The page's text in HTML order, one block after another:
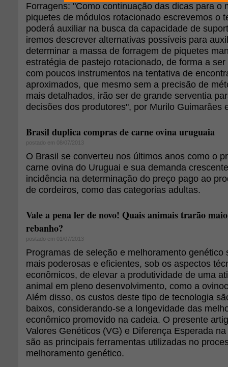
Forragens: "Como continuação das dicas para o
piquetes de módulos rotacionado escrevemos o
poderá auxiliar na busca da capacidade de
iremos descrever alternativas possíveis para
determinar a massa de forragem de piquetes
estratégia de pastejo rotacionado, de forma a
com poucos instrumentos na tentativa de
aproximados, que mesmo sem a precisão de
mais detalhados, irão ser de grande serventia
decisões dos produtores", por Murilo Guimarães
Brasil duplica compras de carne ovina uruguaia
postado em 08/07/2013
O Brasil se converteu nos últimos anos como o
carne ovina do Uruguai e sua demanda
incidência na determinação do preço pago ao
de cordeiros, como das categorias adultas.
Vale a pena ler de novo! Quais animais trarão
rebanho?
postado em 01/07/2013
Programas de seleção e melhoramento genético
mais poderosas e eficientes, sob os aspectos
econômicos, de elevar a produtividade de uma
animal em pleno desenvolvimento, como a
Além disso, os custos deste tipo de tecnologia
baixos, considerando-se a longevidade das
econômico promovido na cadeia. O presente
Valores Genéticos (VG) e Diferença Esperada
são as principais ferramentas utilizadas no
melhoramento genético.